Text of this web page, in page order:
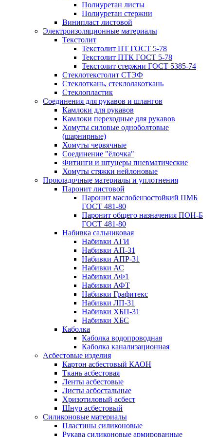
Полиуретан листы
Полиуретан стержни
Винипласт листовой
Электроизоляционные материалы
Текстолит
Текстолит ПТ ГОСТ 5-78
Текстолит ПТК ГОСТ 5-78
Текстолит стержни ГОСТ 5385-74
Стеклотекстолит СТЭФ
Стеклоткань, стеклолакоткань
Стеклопластик
Соединения для рукавов и шлангов
Камлоки для рукавов
Камлоки переходные для рукавов
Хомуты силовые одноболтовые
(шарнирные)
Хомуты червячные
Соединение "ёлочка"
Фитинги и штуцеры пневматические
Хомуты стяжки нейлоновые
Прокладочные материалы и уплотнения
Паронит листовой
Паронит маслобензостойкий ПМБ
ГОСТ 481-80
Паронит общего назначения ПОН-Б
ГОСТ 481-80
Набивка сальниковая
Набивки АГИ
Набивки АП-31
Набивки АПР-31
Набивки АС
Набивки АФ1
Набивки АФТ
Набивки Графитекс
Набивки ЛП-31
Набивки ХБП-31
Набивки ХБС
Каболка
Каболка водопроводная
Каболка канализационная
Асбестовые изделия
Картон асбестовый КАОН
Ткань асбестовая
Ленты асбестовые
Листы асбостальные
Хризотиловый асбеcт
Шнур асбестовый
Силиконовые материалы
Пластины силиконовые
Рукава силиконовые армированные